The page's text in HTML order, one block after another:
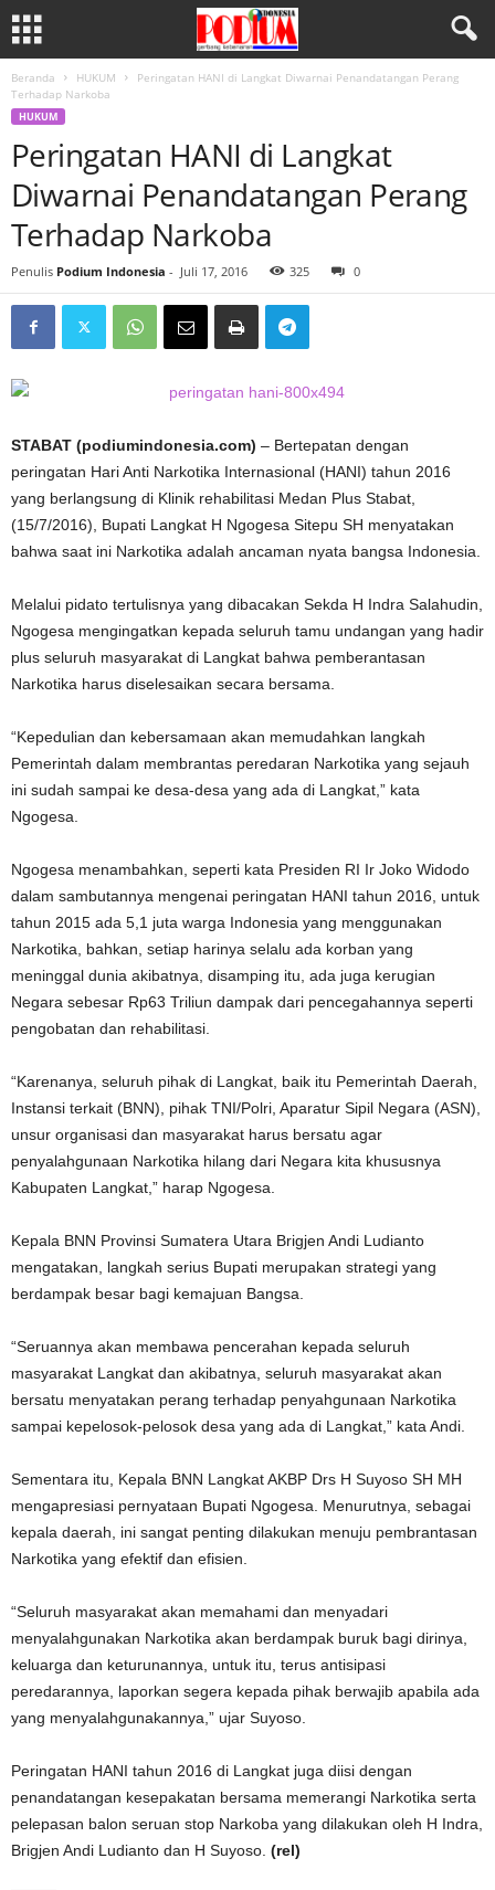
Beranda HUKUM
Peringatan HANI di Langkat Diwarnai Penandatangan Perang
Terhadap Narkoba
HUKUM
Peringatan HANI di Langkat
Diwarnai Penandatangan Perang
Terhadap Narkoba
Penulis Podium Indonesia - Juli 17, 2016 325 0
STABAT (podiumindonesia.com) – Bertepatan dengan
peringatan Hari Anti Narkotika Internasional (HANI) tahun 2016
yang berlangsung di Klinik rehabilitasi Medan Plus Stabat,
(15/7/2016), Bupati Langkat H Ngogesa Sitepu SH menyatakan
bahwa saat ini Narkotika adalah ancaman nyata bangsa Indonesia.
Melalui pidato tertulisnya yang dibacakan Sekda H Indra Salahudin,
Ngogesa mengingatkan kepada seluruh tamu undangan yang hadir
plus seluruh masyarakat di Langkat bahwa pemberantasan
Narkotika harus diselesaikan secara bersama.
“Kepedulian dan kebersamaan akan memudahkan langkah
Pemerintah dalam membrantas peredaran Narkotika yang sejauh
ini sudah sampai ke desa-desa yang ada di Langkat,” kata
Ngogesa.
Ngogesa menambahkan, seperti kata Presiden RI Ir Joko Widodo
dalam sambutannya mengenai peringatan HANI tahun 2016, untuk
tahun 2015 ada 5,1 juta warga Indonesia yang menggunakan
Narkotika, bahkan, setiap harinya selalu ada korban yang
meninggal dunia akibatnya, disamping itu, ada juga kerugian
Negara sebesar Rp63 Triliun dampak dari pencegahannya seperti
pengobatan dan rehabilitasi.
“Karenanya, seluruh pihak di Langkat, baik itu Pemerintah Daerah,
Instansi terkait (BNN), pihak TNI/Polri, Aparatur Sipil Negara (ASN),
unsur organisasi dan masyarakat harus bersatu agar
penyalahgunaan Narkotika hilang dari Negara kita khususnya
Kabupaten Langkat,” harap Ngogesa.
Kepala BNN Provinsi Sumatera Utara Brigjen Andi Ludianto
mengatakan, langkah serius Bupati merupakan strategi yang
berdampak besar bagi kemajuan Bangsa.
“Seruannya akan membawa pencerahan kepada seluruh
masyarakat Langkat dan akibatnya, seluruh masyarakat akan
bersatu menyatakan perang terhadap penyahgunaan Narkotika
sampai kepelosok-pelosok desa yang ada di Langkat,” kata Andi.
Sementara itu, Kepala BNN Langkat AKBP Drs H Suyoso SH MH
mengapresiasi pernyataan Bupati Ngogesa. Menurutnya, sebagai
kepala daerah, ini sangat penting dilakukan menuju pembrantasan
Narkotika yang efektif dan efisien.
“Seluruh masyarakat akan memahami dan menyadari
menyalahgunakan Narkotika akan berdampak buruk bagi dirinya,
keluarga dan keturunannya, untuk itu, terus antisipasi
peredarannya, laporkan segera kepada pihak berwajib apabila ada
yang menyalahgunakannya,” ujar Suyoso.
Peringatan HANI tahun 2016 di Langkat juga diisi dengan
penandatangan kesepakatan bersama memerangi Narkotika serta
pelepasan balon seruan stop Narkoba yang dilakukan oleh H Indra,
Brigjen Andi Ludianto dan H Suyoso. (rel)